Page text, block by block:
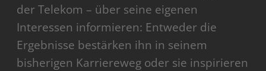
der Telekom – über seine eigenen
Interessen informieren: Entweder die
Ergebnisse bestärken ihn in seinem
bisherigen Karriereweg oder sie inspirieren